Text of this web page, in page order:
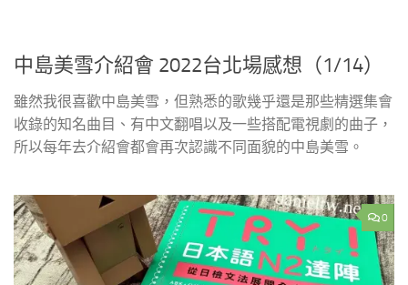
中島美雪介紹會 2022台北場感想（1/14）
雖然我很喜歡中島美雪，但熟悉的歌幾乎還是那些精選集會
收錄的知名曲目、有中文翻唱以及一些搭配電視劇的曲子，
所以每年去介紹會都會再次認識不同面貌的中島美雪。
0